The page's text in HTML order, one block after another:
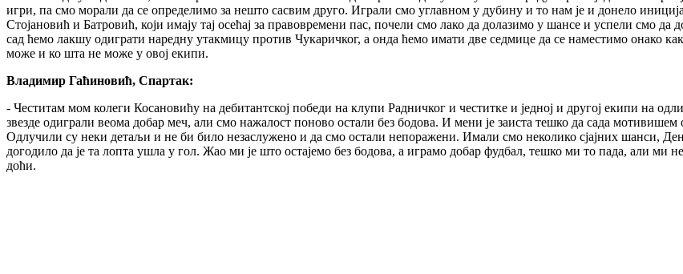
игри, па смо морали да се определимо за нешто сасвим друго. Играли смо углавном у дубину и то нам је и донело
Стојановић и Батровић, који имају тај осећај за правовремени пас, почели смо лако да долазимо у шансе и успели смо
сад ћемо лакшу одиграти наредну утакмицу против Чукаричког, а онда ћемо имати две седмице да се наместимо онако
може и ко шта не може у овој екипи.
Владимир Гаћиновић, Спартак:
- Честитам мом колеги Косановићу на дебитантској победи на клупи Радничког и честитке и једној и другој екипи на
звезде одиграли веома добар меч, али смо нажалост поново остали без бодова. И мени је заиста тешко да сада
Одлучили су неки детаљи и не би било незаслужено и да смо остали непоражени. Имали смо неколико сјајних шанси,
догодило да је та лопта ушла у гол. Жао ми је што остајемо без бодова, а играмо добар фудбал, тешко ми то пада, али ми
доћи.